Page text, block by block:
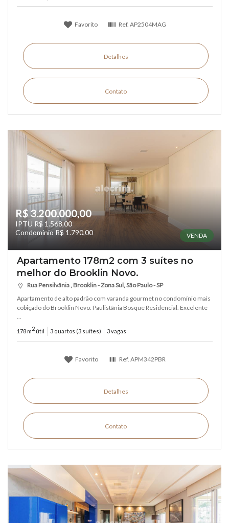
Favorito Ref. AP2504MAG
Detalhes
Contato
R$ 3.200.000,00
IPTU R$ 1.568,00
Condomínio R$ 1.790,00
VENDA
Apartamento 178m2 com 3 suítes no
melhor do Brooklin Novo.
Rua Pensilvânia , Brooklin - Zona Sul, São Paulo - SP
Apartamento de alto padrão com varanda gourmet no condomínio mais
cobiçado do Brooklin Novo: Paulistânia Bosque Residencial. Excelente
...
178 m2 útil 3 quartos (3 suítes) 3 vagas
Favorito Ref. APM342PBR
Detalhes
Contato